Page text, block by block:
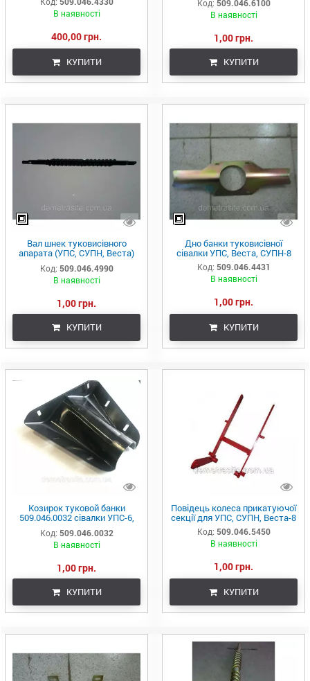
В наявності
400,00 грн.
КУПИТИ
Код: 509.046.6100
В наявності
1,00 грн.
КУПИТИ
Вал шнек туковисівного
апарата (УПС, СУПН, Веста)
509.046.4990
Код: 509.046.4990
В наявності
1,00 грн.
КУПИТИ
Дно банки туковисівної
сівалки УПС, Веста, СУПН-8
Код: 509.046.4431
В наявності
1,00 грн.
КУПИТИ
Козирок туковой банки
509.046.0032 сівалки УПС-6,
Веста-8 , СУПН8
Код: 509.046.0032
В наявності
1,00 грн.
КУПИТИ
Повідець колеса прикатуючої
секції для УПС, СУПН, Веста-8
Код: 509.046.5450
В наявності
1,00 грн.
КУПИТИ